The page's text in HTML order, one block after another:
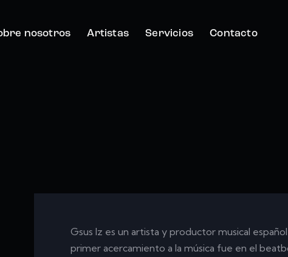
nosotros Artistas Servicios Contacto
Gsus lz es un artista y productor musical
primer acercamiento a la música fue en el